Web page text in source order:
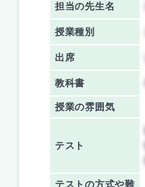
担当の先生名
授業種別
出席
教科書
授業の雰囲気
テスト
テストの方式や難